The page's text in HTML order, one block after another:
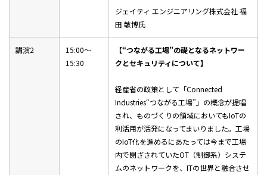
ジェイティ エンジニアリング株式会社 福
田 敏博氏
講演2
15:00～
15:30
【“つながる工場”の礎となるネットワー
クとセキュリティについて】
経産省の政策として「Connected
Industries“つながる工場”」の概念が提唱
され、ものづくりの領域においてもIoTの
利活用が活発になってまいりました。工場
のIoT化を進めるにあたっては今まで工場
内で閉ざされていたOT（制御系）システ
ムのネットワークを、ITの世界と融合させ